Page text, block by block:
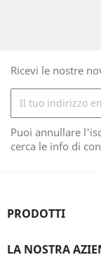
Ricevi le nostre
Puoi annullare
cerca le info di
PRODOTTI
LA NOSTRA